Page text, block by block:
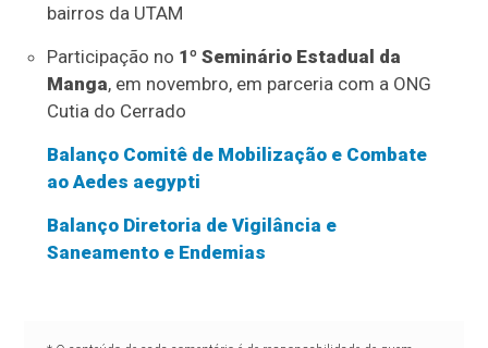
bairros da UTAM
Participação no 1º Seminário Estadual da
Manga, em novembro, em parceria com a ONG
Cutia do Cerrado
Balanço Comitê de Mobilização e Combate
ao Aedes aegypti
Balanço Diretoria de Vigilância e
Saneamento e Endemias